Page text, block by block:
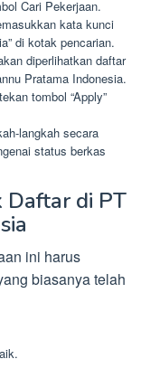
Cari Pekerjaan.
kata kunci
di kotak pencarian.
diperlihatkan daftar
Pratama Indonesia.
tombol “Apply”
langkah secara
status berkas
Daftar di PT
ini harus
biasanya telah